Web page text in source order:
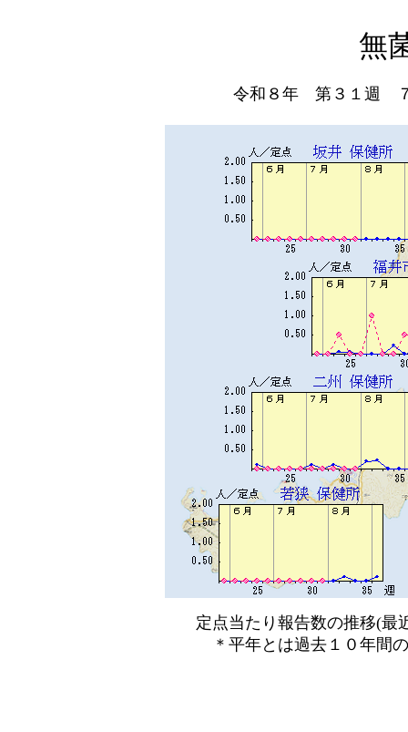
無
令和８年 第３１週 ７
定点当たり報告数の推移(最
＊平年とは過去１０年間の